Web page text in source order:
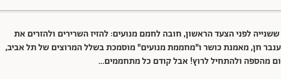
ששנייה לפני הצעד הראשון, חובה לחמם מנועים: להזיז השרירים ולהזרים את
ענבר חן, מאמנת כושר ו"מחממת מנועים" מוסמכת בשלל המרוצים של תל אביב,
מהספה ולהתחיל לרוץ! אבל קודם כל מתחממים…